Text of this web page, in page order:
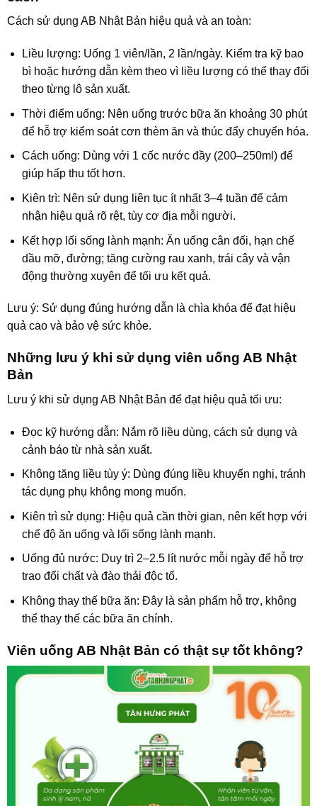
Cách sử dụng AB Nhật Bản hiệu quả và an toàn:
Liều lượng: Uống 1 viên/lần, 2 lần/ngày. Kiểm tra kỹ bao
bì hoặc hướng dẫn kèm theo vì liều lượng có thể thay đổi
theo từng lô sản xuất.
Thời điểm uống: Nên uống trước bữa ăn khoảng 30 phút
để hỗ trợ kiểm soát cơn thèm ăn và thúc đẩy chuyển hóa.
Cách uống: Dùng với 1 cốc nước đầy (200–250ml) để
giúp hấp thu tốt hơn.
Kiên trì: Nên sử dụng liên tục ít nhất 3–4 tuần để cảm
nhận hiệu quả rõ rệt, tùy cơ địa mỗi người.
Kết hợp lối sống lành mạnh: Ăn uống cân đối, hạn chế
dầu mỡ, đường; tăng cường rau xanh, trái cây và vận
động thường xuyên để tối ưu kết quả.
Lưu ý: Sử dụng đúng hướng dẫn là chìa khóa để đạt hiệu
quả cao và bảo vệ sức khỏe.
Những lưu ý khi sử dụng viên uống AB Nhật
Bản
Lưu ý khi sử dụng AB Nhật Bản để đạt hiệu quả tối ưu:
Đọc kỹ hướng dẫn: Nắm rõ liều dùng, cách sử dụng và
cảnh báo từ nhà sản xuất.
Không tăng liều tùy ý: Dùng đúng liều khuyến nghị, tránh
tác dụng phụ không mong muốn.
Kiên trì sử dụng: Hiệu quả cần thời gian, nên kết hợp với
chế độ ăn uống và lối sống lành mạnh.
Uống đủ nước: Duy trì 2–2.5 lít nước mỗi ngày để hỗ trợ
trao đổi chất và đào thải độc tố.
Không thay thế bữa ăn: Đây là sản phẩm hỗ trợ, không
thể thay thế các bữa ăn chính.
Viên uống AB Nhật Bản có thật sự tốt không?